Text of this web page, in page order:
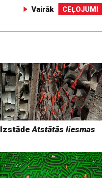
Vairāk CEĻOJUMI
IzstādeAtstātās liesmas